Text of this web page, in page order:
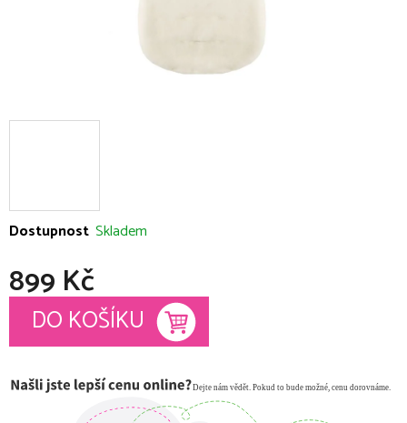
Dostupnost Skladem
899 Kč
Měrná cena:
DO KOŠÍKU